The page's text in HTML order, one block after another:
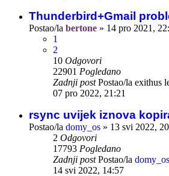
Thunderbird+Gmail
Postao/la bertone » 14 pro 2021,
1
2
10 Odgovori
22901 Pogledano
Zadnji postPostao/la exithus
07 pro 2022, 21:21
rsync uvijek iznova
Postao/la domy_os » 13 svi 2022,
2 Odgovori
17793 Pogledano
Zadnji postPostao/la domy_os
14 svi 2022, 14:57